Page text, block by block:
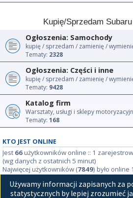
Kupię/Sprzedam
Ogłoszenia: Samochody
kupię / sprzedam / zamienię /
Tematy: 2328
Ogłoszenia: Części i inne
kupię / sprzedam / zamienię /
Tematy: 9428
Katalog firm
Warsztaty, usługi i sklepy
Tematy: 168
KTO JEST ONLINE
Jest 66użytkowników online :: 1
(wg danych z ostatnich 5 minut)
Najwięcej użytkowników (7849) było
STATYSTYKI
Używamy informacji zapisanych za
statystycznych by lepiej zrozumieć